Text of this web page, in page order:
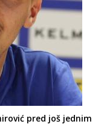
pred još jednim